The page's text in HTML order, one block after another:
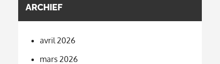
ARCHIEF
avril 2026
mars 2026